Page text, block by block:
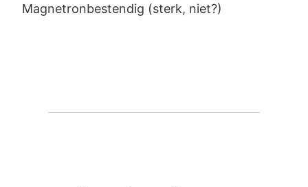
Magnetronbestendig (sterk, niet?)